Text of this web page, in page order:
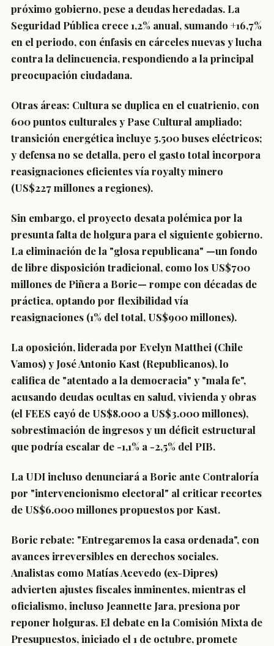
próximo gobierno, pese a deudas heredadas. La
Seguridad Pública crece 1,2% anual, sumando +16,7%
en el periodo, con énfasis en cárceles nuevas y lucha
contra la delincuencia, respondiendo a la principal
preocupación ciudadana.
Otras áreas: Cultura se duplica en el cuatrienio, con
600 puntos culturales y Pase Cultural ampliado;
transición energética incluye 5.500 buses eléctricos;
y defensa no se detalla, pero el gasto total incorpora
reasignaciones eficientes vía royalty minero
(US$227 millones a regiones).
Sin embargo, el proyecto desata polémica por la
presunta falta de holgura para el siguiente gobierno.
La eliminación de la "glosa republicana" —un fondo
de libre disposición tradicional, como los US$700
millones de Piñera a Boric— rompe con décadas de
práctica, optando por flexibilidad vía
reasignaciones (1% del total, US$900 millones).
La oposición, liderada por Evelyn Matthei (Chile
Vamos) y José Antonio Kast (Republicanos), lo
califica de "atentado a la democracia" y "mala fe",
acusando deudas ocultas en salud, vivienda y obras
(el FEES cayó de US$8.000 a US$3.000 millones),
sobrestimación de ingresos y un déficit estructural
que podría escalar de -1,1% a -2,5% del PIB.
La UDI incluso denunciará a Boric ante Contraloría
por "intervencionismo electoral" al criticar recortes
de US$6.000 millones propuestos por Kast.
Boric rebate: "Entregaremos la casa ordenada", con
avances irreversibles en derechos sociales.
Analistas como Matías Acevedo (ex-Dipres)
advierten ajustes fiscales inminentes, mientras el
oficialismo, incluso Jeannette Jara, presiona por
reponer holguras. El debate en la Comisión Mixta de
Presupuestos, iniciado el 1 de octubre, promete